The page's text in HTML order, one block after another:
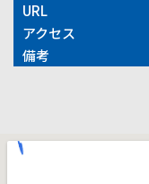
URL
アクセス
備考